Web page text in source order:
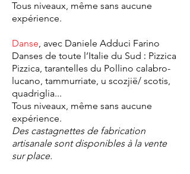
Tous niveaux, même sans aucune
expérience.
Danse , avec Daniele Adduci Farino
Danses de toute l’Italie du Sud : Pizzica
Pizzica, tarantelles du Pollino calabro-
lucano, tammurriate, u scozjië/ scotis,
quadriglia...
Tous niveaux, même sans aucune
expérience.
Des castagnettes de fabrication
artisanale sont disponibles à la vente
sur place.